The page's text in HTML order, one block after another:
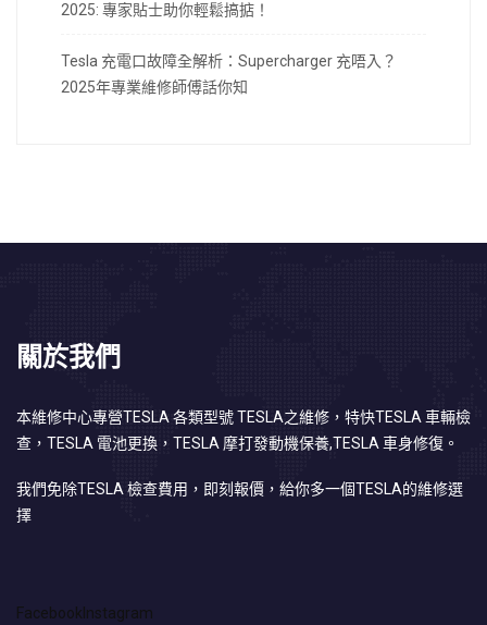
2025: 專家貼士助你輕鬆搞掂！
Tesla 充電口故障全解析：Supercharger 充唔入？
2025年專業維修師傅話你知
關於我們
本維修中心專營TESLA 各類型號 TESLA之維修，特快TESLA 車輛檢
查，TESLA 電池更換，TESLA 摩打發動機保養,TESLA 車身修復。
我們免除TESLA 檢查費用，即刻報價，給你多一個TESLA的維修選
擇
Facebook Instagram